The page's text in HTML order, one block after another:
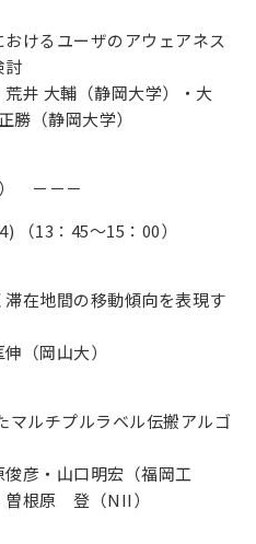
けるユーザのアウェアネス
討
大輔（静岡大学）・大
（静岡大学）
－－－
（13：45～15：00）
在地間の移動傾向を表現す
（岡山大）
ルチプルラベル伝搬アルゴ
彦・山口明宏（福岡工
根原 登（NII）